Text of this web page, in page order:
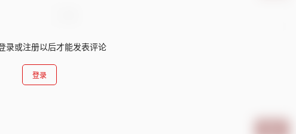
录或注册以后才能发表评论
登录